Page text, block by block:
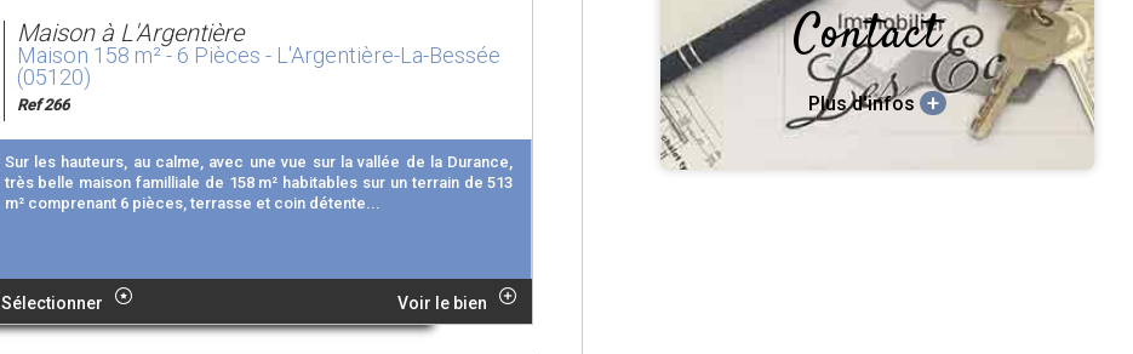
Maison à L'Argentière
Maison 158 m² - 6 Pièces - L'Argentière-La-Bessée
(05120)
Ref 266
Sur les hauteurs, au calme, avec une vue sur la vallée de la Durance,
très belle maison familliale de 158 m² habitables sur un terrain de 513
m² comprenant 6 pièces, terrasse et coin détente...
Sélectionner Voir le bien
Contact
Plus d'infos +